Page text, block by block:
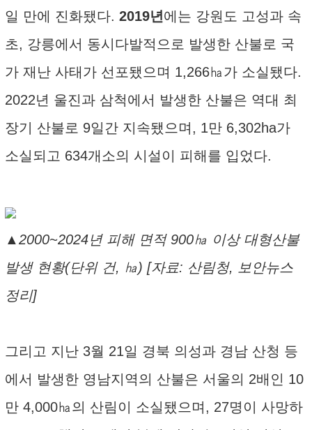
일 만에 진화됐다. 2019년 에는 강원도 고성과 속
초, 강릉에서 동시다발적으로 발생한 산불로 국
가 재난 사태가 선포됐으며 1,266㏊가 소실됐다.
2022년 울진과 삼척에서 발생한 산불은 역대 최
장기 산불로 9일간 지속됐으며, 1만 6,302ha가
소실되고 634개소의 시설이 피해를 입었다.
▲2000~2024년 피해 면적 900㏊ 이상 대형산불
발생 현황(단위 건, ㏊) [자료: 산림청, 보안뉴스
정리]
그리고 지난 3월 21일 경북 의성과 경남 산청 등
에서 발생한 영남지역의 산불은 서울의 2배인 10
만 4,000㏊의 산림이 소실됐으며, 27명이 사망하